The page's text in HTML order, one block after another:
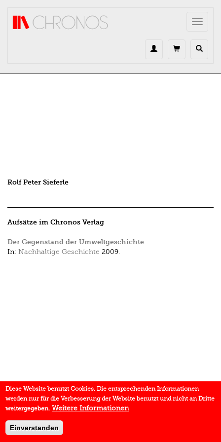
Toggle
Rolf Peter Sieferle
Aufsätze im Chronos Verlag
Der Gegenstand der Umweltgeschichte
In: Nachhaltige Geschichte 2009.
Diese Website benutzt Cookies. Die entsprechenden Informationen
werden nur für die Verbesserung der Website benutzt und nicht an Dritte
weitergegeben. Weitere Informationen
Einverstanden